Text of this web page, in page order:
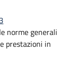
norme generali
prestazioni in